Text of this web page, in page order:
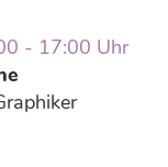
- 17:00 Uhr